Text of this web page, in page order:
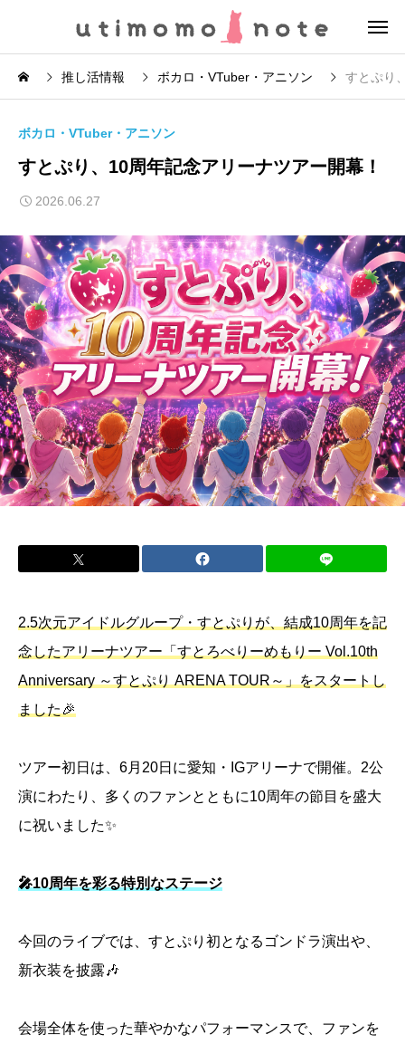
推し活情報 ボカロ・VTuber・アニソン すとぷり
ボカロ・VTuber・アニソン
すとぷり、10周年記念アリーナツアー開幕！
2026.06.27
2.5次元アイドルグループ・すとぷりが、結成10周年を記
念したアリーナツアー「すとろべりーめもりー Vol.10th
Anniversary ～すとぷり ARENA TOUR～」をスタートし
ました🎉
ツアー初日は、6月20日に愛知・IGアリーナで開催。2公
演にわたり、多くのファンとともに10周年の節目を盛大
に祝いました✨
🎤10周年を彩る特別なステージ
今回のライブでは、すとぷり初となるゴンドラ演出や、
新衣装を披露🎶
会場全体を使った華やかなパフォーマンスで、ファンを